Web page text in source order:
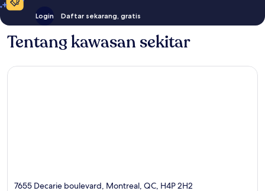
Login Daftar sekarang, gratis
Tentang kawasan sekitar
7655 Decarie boulevard, Montreal, QC, H4P 2H2